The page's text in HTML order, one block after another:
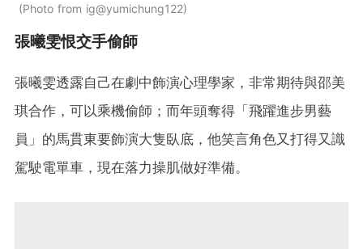
Photo from ig@yumichung122
張曦雯恨交手偷師
張曦雯透露自己在劇中飾演心理學家，非常期待與邵美
琪合作，可以乘機偷師；而年頭奪得「飛躍進步男藝
員」的馬貫東要飾演大隻臥底，他笑言角色又打得又識
駕駛電單車，現在落力操肌做好準備。